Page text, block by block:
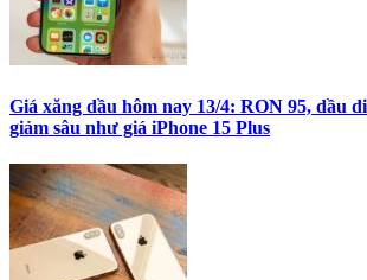
Giá xăng dầu hôm nay 13/4: RON 95, dầu
giảm sâu như giá iPhone 15 Plus